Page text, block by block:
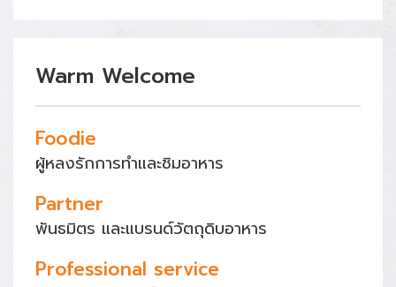
Warm Welcome
Foodie
ผู้หลงรักการทำและชิมอาหาร
Partner
พันธมิตร และแบรนด์วัตถุดิบอาหาร
Professional service